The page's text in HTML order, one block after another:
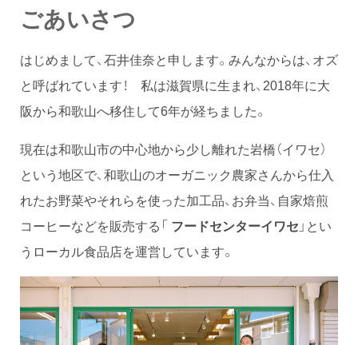
ごあいさつ
はじめまして、石井佳奈と申します。みんなからは、オズ
と呼ばれています！ 私は滋賀県に生まれ、2018年に大
阪から和歌山へ移住して6年が経ちました。
現在は和歌山市の中心地から少し離れた岩橋（イワセ）
という地区で、和歌山のオーガニック農家さんから仕入
れたお野菜やそれらを使った加工品、お弁当、自家焙煎
コーヒーなどを販売する「 フードセンターイワセ 」とい
うローカル食品店を運営しています。